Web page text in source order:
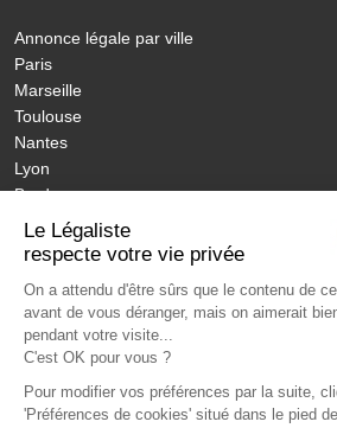
Le Légaliste
respecte votre vie privée
On a attendu d'être sûrs que le contenu de
avant de vous déranger, mais on aimerait
pendant votre visite...
C'est OK pour vous ?
Pour modifier vos préférences par la suite,
'Préférences de cookies' situé dans le pied
Annonce légale par ville
Paris
Marseille
Toulouse
Nantes
Lyon
Bordeaux
Nice
Annonces légales nouvelles régions
MON ANNONCE LEGALE LÉGISLATION
JOURNAUX HABILITÉS
CONTACT
LEXIQUE